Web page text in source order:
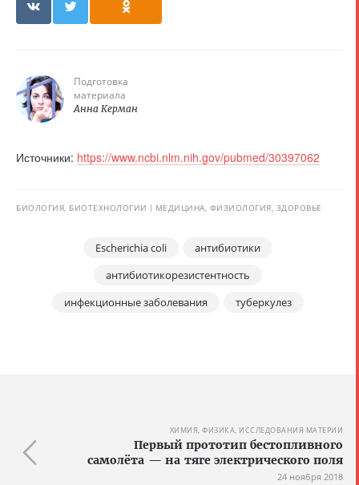
Подготовка
материала
Анна Керман
Источники: https://www.ncbi.nlm.nih.gov/pubmed/30397062
БИОЛОГИЯ, БИОТЕХНОЛОГИИ МЕДИЦИНА, ФИЗИОЛОГИЯ, ЗДОРОВЬЕ
Escherichia coli
антибиотики
антибиотикорезистентность
инфекционные заболевания
туберкулез
ХИМИЯ, ФИЗИКА, ИССЛЕДОВАНИЯ МАТЕРИИ
Первый прототип бестопливного
самолёта — на тяге электрического поля
24 ноября 2018